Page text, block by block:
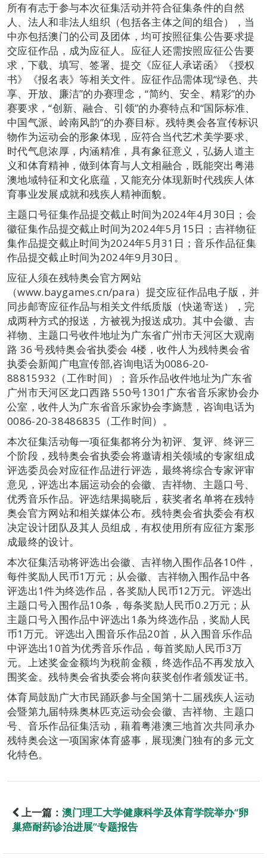
所有有志于参与本次征集活动并符合征集条件的自然
人、法人和非法人组织（包括各主体之间的组合），当
中亦包括澳门的公司及团体，均可按照征集公告要求提
交应征作品，成为应征人。应征人还需按照应征公告要
求，下载、填写、签署、提交《应征人承诺函》《授权
书》《报名表》等相关文件。应征作品需体现“绿色、共
享、开放、廉洁”的办赛理念，“简约、安全、精彩”的办
赛要求，“创新、融合、引领”的办赛特点和“国际标准、
中国气派、岭南风韵”的办赛目标。残特奥会各宣传标识
物作为运动会的形象体现，应符合当代艺术美学要求、
时代气息浓厚，内涵精准，具有象征意义，弘扬人道主
义和体育精神，做到体育与人文相融合，既能突出粤港
澳地域特征和文化底蕴，又能充分体现新时代残疾人体
育事业发展成就和残疾人精神面貌。
主题口号征集作品提交截止时间为2024年4月30日；会
徽征集作品提交截止时间为2024年5月15日；吉祥物征
集作品提交截止时间为2024年5月31日；音乐作品征集
作品提交截止时间为2024年9月30日。
应征人须在残特奥会官方网站
（www.baygames.cn/para）提交应征作品电子版，并
同步邮寄应征作品与相关文件纸质版（快递寄送），完
成两种方式的报送，方被视为报送成功。其中会徽、吉
祥物、主题口号收件地址为广东省广州市天河区大观南
路 36 号残特奥会省执委会 4楼，收件人为残特奥会省
执委会新闻广电宣传部,咨询电话为0086-20-
88815932（工作时间）；音乐作品收件地址为广东省
广州市天河区龙口西路 550号1301广东省音乐家协会办
公室，收件人为广东省音乐家协会李旖慧，咨询电话为
0086-20-38486835（工作时间）。
本次征集活动每一项征集都将分为初评、复评、终评三
个阶段，残特奥会省执委会将邀请相关领域的专家组成
评选委员会对应征作品进行评选，最终将综合专家评审
意见，评选出本届运动会的会徽、吉祥物、主题口号、
优秀音乐作品。评选结果揭晓后，获奖者名单将在残特
奥会官方网站和相关媒体公布。残特奥会省执委会有权
决定设计团队及其人员组成，有权使用所有应征方案形
成最终的设计。
本次征集活动将评选出会徽、吉祥物入围作品各10件，
每件奖励人民币1万元；从会徽、吉祥物入围作品中各
评选出1件为终选作品，各奖励人民币12万元。评选出
主题口号入围作品10条，每条奖励人民币0.2万元；从
主题口号入围作品中评选出1条为终选作品，奖励人民
币1万元。评选出入围音乐作品20首，从入围音乐作品
中评选出10首为优秀音乐作品，每首奖励人民币3万
元。上述奖金金额均为税前金额，终选作品不再发放入
围奖金。残特奥会省执委会将向获奖创作者颁发证书。
体育局鼓励广大市民踊跃参与全国第十二届残疾人运动
会暨第九届特殊奥林匹克运动会会徽、吉祥物、主题口
号、音乐作品征集活动，藉着粤港澳三地首次共同承办
残特奥会这一项国家体育盛事，展现澳门独有的多元文
化特色。
上一篇： 澳门理工大学健康科学及体育学院举办“卵
巢癌耐药诊治进展”专题报告